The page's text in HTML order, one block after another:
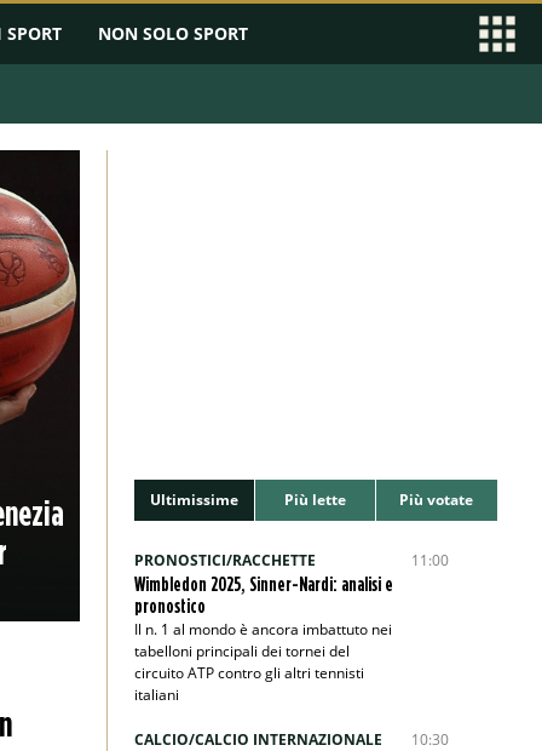
SPORT NON SOLO SPORT
Ultimissime Più lette Più votate
PRONOSTICI/RACCHETTE
Wimbledon 2025, Sinner-Nardi: analisi e
pronostico
Il n. 1 al mondo è ancora imbattuto nei
tabelloni principali dei tornei del
circuito ATP contro gli altri tennisti
italiani
11:00
CALCIO/CALCIO INTERNAZIONALE 10:30